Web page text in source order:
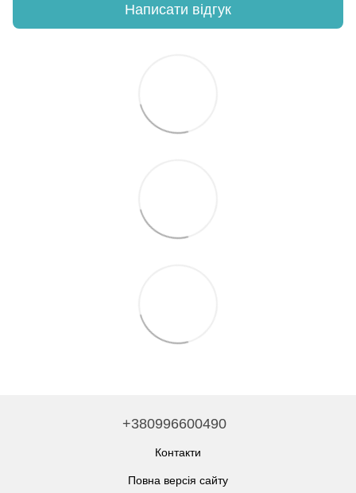
Написати відгук
+380996600490
Контакти
Повна версія сайту